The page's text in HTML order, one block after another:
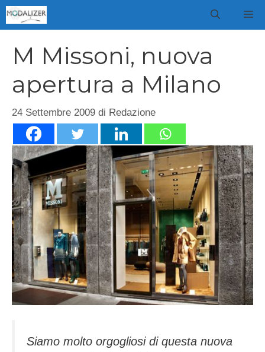
Vai
al
M Missoni, nuova
apertura a Milano
24 Settembre 2009 di Redazione
Siamo molto orgogliosi di questa nuova